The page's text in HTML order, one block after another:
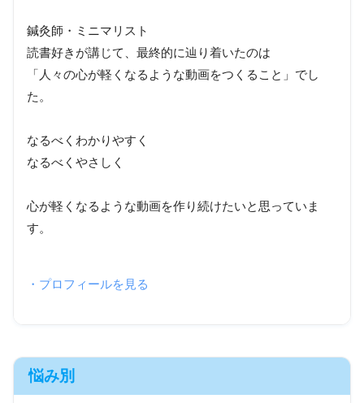
鍼灸師・ミニマリスト
読書好きが講じて、最終的に辿り着いたのは
「人々の心が軽くなるような動画をつくること」でし
た。
なるべくわかりやすく
なるべくやさしく
心が軽くなるような動画を作り続けたいと思っていま
す。
・プロフィールを見る
悩み別